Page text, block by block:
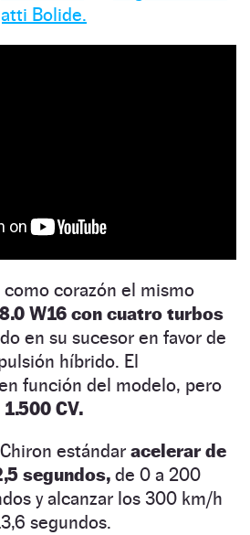
Bolide.
corazón el mismo
W16 con cuatro turbos
en su sucesor en favor de
híbrido. El
función del modelo, pero
1.500 CV.
estándar acelerar de
segundos, de 0 a 200
y alcanzar los 300 km/h
segundos.